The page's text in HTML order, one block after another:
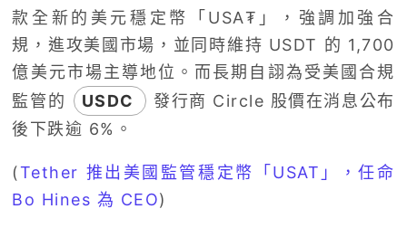
款全新的美元穩定幣「USA₮」，強調加強合
規，進攻美國市場，並同時維持 USDT 的 1,700
億美元市場主導地位。而長期自詡為受美國合規
監管的
USDC
發行商 Circle 股價在消息公布
後下跌逾 6%。
(Tether 推出美國監管穩定幣「USAT」，任命
Bo Hines 為 CEO)